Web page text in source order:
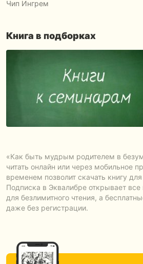
Чип Ингрем
Книга в подборках
«Как быть мудрым родителем в
читать онлайн или через мобильное
временем позволит скачать книгу
Подписка в Эквалибре открывает все
для безлимитного чтения, а
даже без регистрации.